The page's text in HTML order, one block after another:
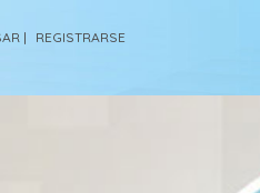
| REGISTRARSE